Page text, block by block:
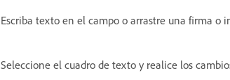
Escriba texto en el campo o arrastre una firma o
Seleccione el cuadro de texto y realice los